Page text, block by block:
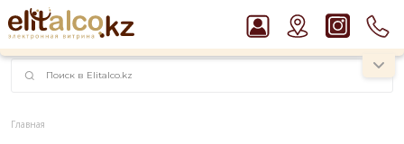
наименований!
instagram.com/rojo.kz
Главная